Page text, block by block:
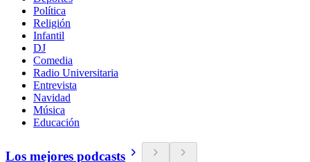
Política
Religión
Infantil
DJ
Comedia
Radio Universitaria
Entrevista
Navidad
Música
Educación
Los mejores podcasts